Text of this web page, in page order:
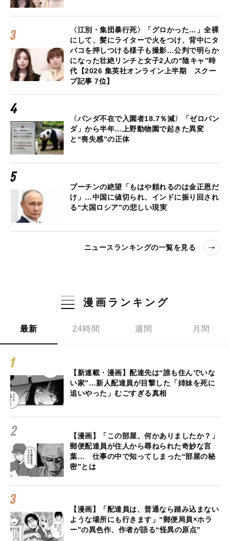
〈江別・集団暴行死〉「グロかった…」全裸
にして、髪にライターで火をつけ、背中にタ
バコを押しつける様子も撮影…公判で明らか
になった壮絶リンチと女子2人の“陰キャ”時
代【2026 集英社オンライン上半期 スクー
プ記事 7位】
〈パンダ不在で入園者18.7％減〉「ゼロパン
ダ」から半年…上野動物園で起きた異変
と“喪失感”の正体
プーチンの絶望「もはや頼れるのは金正恩だ
け」…中国に値切られ、インドに振り回され
る“大国ロシア”の悲しい現実
ニュースランキングの一覧を見る
漫画ランキング
最新 24時間 週間 月間
【新連載・漫画】配達先は“誰も住んでいな
い家”…新人配達員が目撃した「姉妹を死に
追いやった」むごすぎる真相
【漫画】「この部屋、何かありましたか？」
郵便配達員が住人から尋ねられた奇妙な言
葉… 仕事の中で知ってしまった“部屋の秘
密”とは
【漫画】「配達員は、普通なら踏み込まない
ような場所にも行きます」“郵便局員×ホラ
ー”の異色作、作者が語る“怪異の原点”